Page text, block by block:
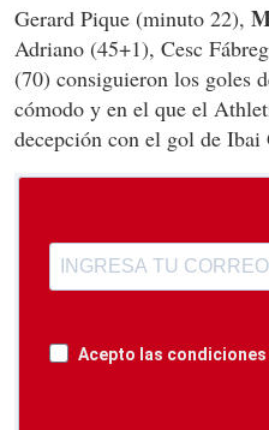
Gerard Pique (minuto 22),
Adriano (45+1), Cesc
(70) consiguieron los goles
cómodo y en el que el
decepción con el gol de Ibai
Acepto las